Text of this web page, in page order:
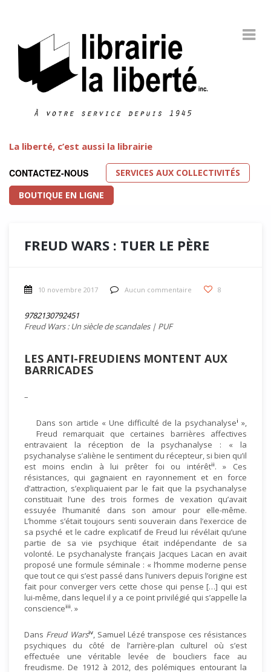
La liberté, c’est aussi la librairie
CONTACTEZ-NOUS
SERVICES AUX COLLECTIVITÉS
BOUTIQUE EN LIGNE
FREUD WARS : TUER LE PÈRE
10 novembre 2017 Aucun commentaire 8
9782130792451
Freud Wars : Un siècle de scandales | PUF
LES ANTI-FREUDIENS MONTENT AUX
BARRICADES
–
Dans son article « Une difficulté de la psychanalysei »,
Freud remarquait que certaines barrières affectives
entravaient la réception de la psychanalyse : « la
psychanalyse s’aliène le sentiment du récepteur, si bien qu’il
est moins enclin à lui prêter foi ou intérêtii. » Ces
résistances, qui gagnaient en rayonnement et en force
d’attraction, s’expliquaient par le fait que la psychanalyse
constituait l’une des trois formes de vexation qu’avait
essuyée l’humanité dans son amour pour elle-même.
L’homme s’était toujours senti souverain dans l’exercice de
sa psyché et le cadre explicatif de Freud lui révélait qu’une
partie de sa vie psychique était indépendante de sa
volonté. Le psychanalyste français Jacques Lacan en avait
proposé une formule séminale : « l’homme moderne pense
que tout ce qui s’est passé dans l’univers depuis l’origine est
fait pour converger vers cette chose qui pense […] qui est
lui-même, dans lequel il y a ce point privilégié qui s’appelle la
conscienceiii. »
Dans Freud Warsiv, Samuel Lézé transpose ces résistances
psychiques du côté de l’arrière-plan culturel où s’est
effectuée une véritable levée de boucliers face au
freudisme. De 1912 à 2012, des polémiques entourant la